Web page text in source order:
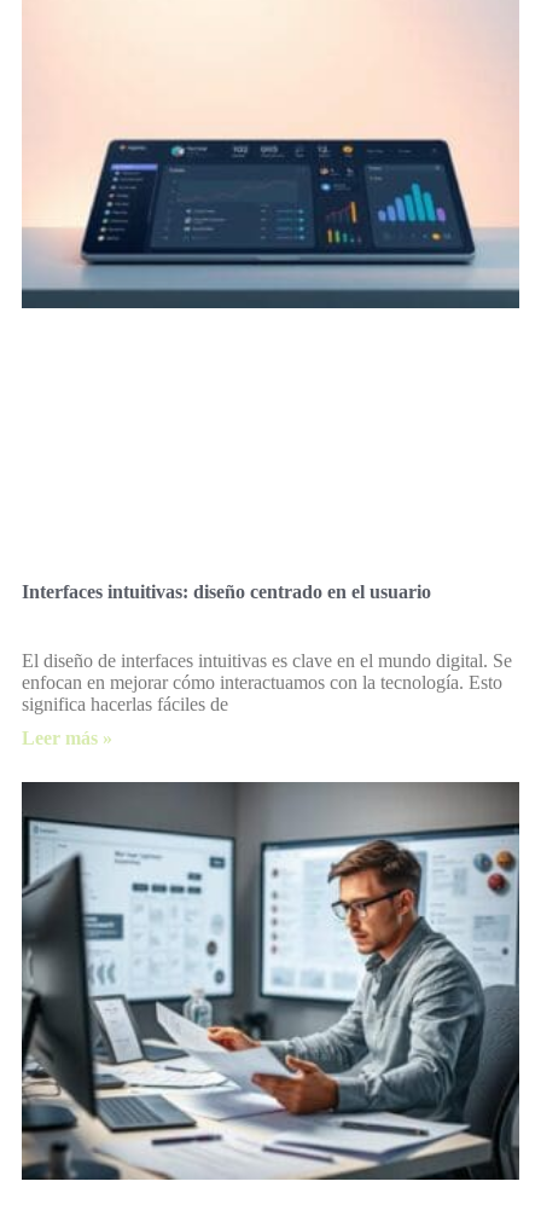
Interfaces intuitivas: diseño centrado en el usuario
El diseño de interfaces intuitivas es clave en el mundo digital. Se
enfocan en mejorar cómo interactuamos con la tecnología. Esto
significa hacerlas fáciles de
Leer más »